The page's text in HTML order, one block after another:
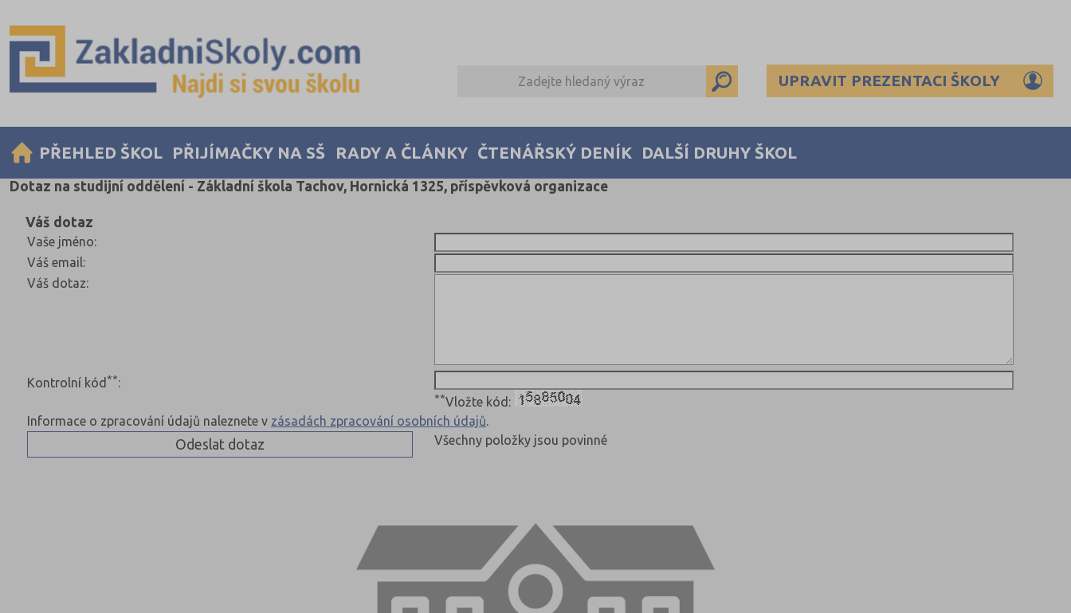
UPRAVIT PREZENTACI ŠKOLY
PŘEHLED ŠKOL PŘIJÍMAČKY NA SŠ RADY A ČLÁNKY ČTENÁŘSKÝ DENÍK DALŠÍ DRUHY ŠKOL
Dotaz na studijní oddělení - Základní škola Tachov, Hornická 1325, příspěvková organizace
Váš dotaz
Vaše jméno:
Váš email:
Váš dotaz:
Kontrolní kód **:
**Vložte kód:
Informace o zpracování údajů naleznete v zásadách zpracování osobních údajů.
Všechny položky jsou povinné